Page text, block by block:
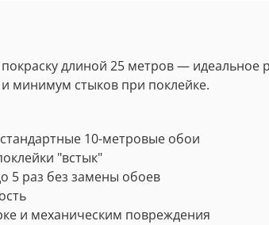
длиной 25 метров —
минимум стыков при поклейке.
10-метровые обои
"встык"
5 раз без замены обоев
и механическим повреждения